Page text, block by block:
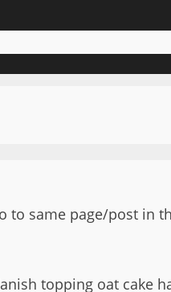
to same page/post in
topping oat cake